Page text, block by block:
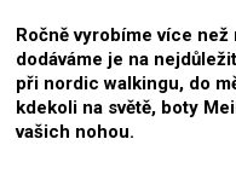
Ročně vyrobíme více
dodáváme je na
při nordic walkingu, do
kdekoli na světě, boty
vašich nohou.